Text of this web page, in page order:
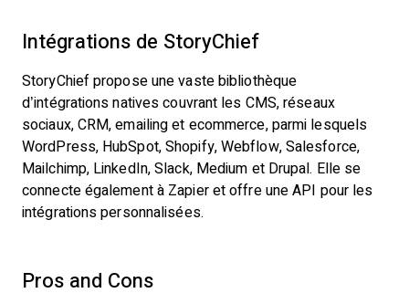
Intégrations de StoryChief
StoryChief propose une vaste bibliothèque
d’intégrations natives couvrant les CMS, réseaux
sociaux, CRM, emailing et ecommerce, parmi lesquels
WordPress, HubSpot, Shopify, Webflow, Salesforce,
Mailchimp, LinkedIn, Slack, Medium et Drupal. Elle se
connecte également à Zapier et offre une API pour les
intégrations personnalisées.
Pros and Cons